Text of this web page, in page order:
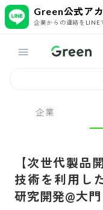
Green公式ア
企業からの連絡をLINE
企業
【次世代製品
技術を利用し
研究開発@大